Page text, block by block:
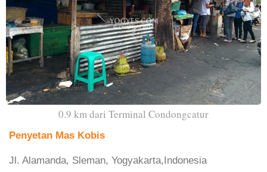
0.9 km dari Terminal Condongcatur
Penyetan Mas Kobis
Jl. Alamanda, Sleman, Yogyakarta,Indonesia